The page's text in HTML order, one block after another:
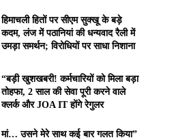
हिमाचली हितों पर सीएम सुक्खू के बड़े
कदम, लंज में पठानियां की धन्यवाद रैली में
उमड़ा समर्थन; विरोधियों पर साधा निशाना
“बड़ी खुशखबरी! कर्मचारियों को मिला बड़ा
तोहफा, 2 साल की सेवा पूरी करने वाले
क्लर्क और JOA IT होंगे रेगुलर
मां… उसने मेरे साथ कई बार गलत किया”